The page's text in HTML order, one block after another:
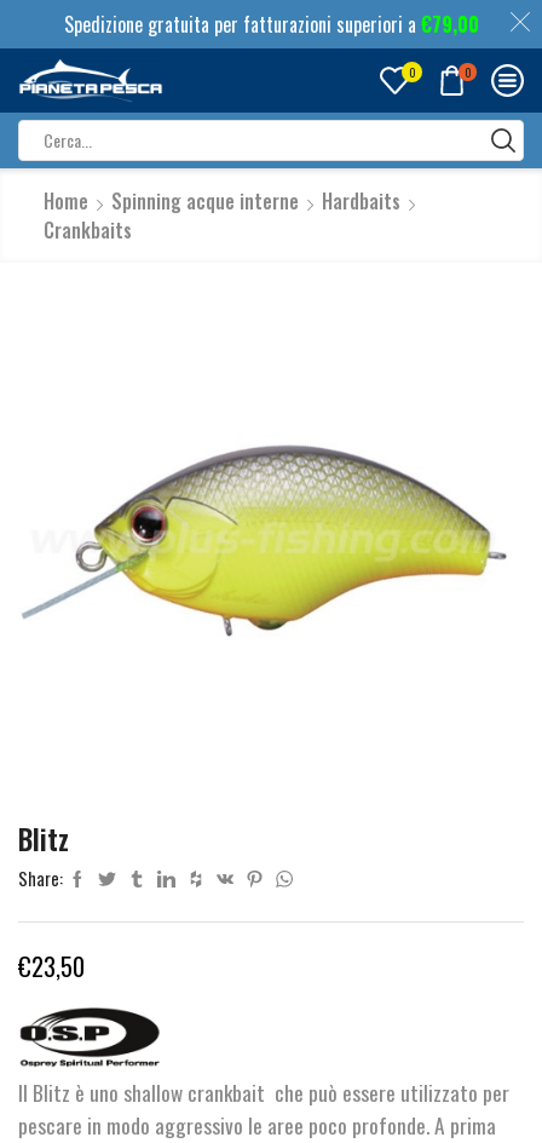
Spedizione gratuita per fatturazioni superiori a €79,00
0 0
input
Home Spinning acque interne
Hardbaits
Crankbaits
Blitz
Share:
€23,50
Il Blitz è uno shallow crankbait che può essere utilizzato per
pescare in modo aggressivo le aree poco profonde. A prima